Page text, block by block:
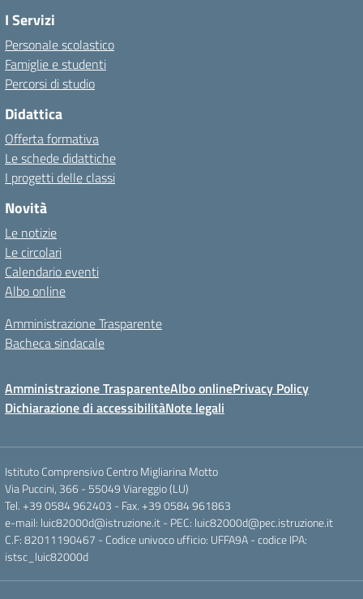
I Servizi
Personale scolastico
Famiglie e studenti
Percorsi di studio
Didattica
Offerta formativa
Le schede didattiche
I progetti delle classi
Novità
Le notizie
Le circolari
Calendario eventi
Albo online
Amministrazione Trasparente
Bacheca sindacale
Amministrazione TrasparenteAlbo onlinePrivacy Policy
Dichiarazione di accessibilitàNote legali
Istituto Comprensivo Centro Migliarina Motto
Via Puccini, 366 - 55049 Viareggio (LU)
Tel. +39 0584 962403 - Fax. +39 0584 961863
e-mail: luic82000d@istruzione.it - PEC: luic82000d@pec.istruzione.it
C.F: 82011190467 - Codice univoco ufficio: UFFA9A - codice IPA:
istsc_luic82000d